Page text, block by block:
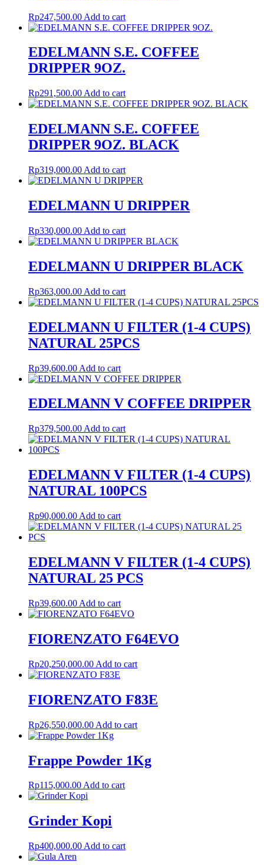
Rp247,500.00 Add to cart
EDELMANN S.E. COFFEE
DRIPPER 9OZ.
Rp291,500.00 Add to cart
EDELMANN S.E. COFFEE
DRIPPER 9OZ. BLACK
Rp319,000.00 Add to cart
EDELMANN U DRIPPER
Rp330,000.00 Add to cart
EDELMANN U DRIPPER BLACK
Rp363,000.00 Add to cart
EDELMANN U FILTER (1-4 CUPS)
NATURAL 25PCS
Rp39,600.00 Add to cart
EDELMANN V COFFEE DRIPPER
Rp379,500.00 Add to cart
EDELMANN V FILTER (1-4 CUPS)
NATURAL 100PCS
Rp90,000.00 Add to cart
EDELMANN V FILTER (1-4 CUPS)
NATURAL 25 PCS
Rp39,600.00 Add to cart
FIORENZATO F64EVO
Rp20,250,000.00 Add to cart
FIORENZATO F83E
Rp26,550,000.00 Add to cart
Frappe Powder 1Kg
Rp115,000.00Add to cart
Grinder Kopi
Rp400,000.00 Add to cart